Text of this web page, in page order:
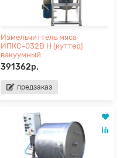
Измельчиттель мяса
ИПКС-032В Н (куттер)
вакуумный
391362р.
предзаказ